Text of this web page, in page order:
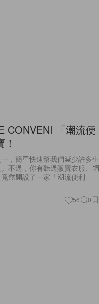
CONVENI 「潮流便
，簡單快速幫我們減少許多生
不過，你有聽過販賣衣服、帽
然開設了一家「潮流便利
56 0